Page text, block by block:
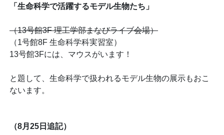
「生命科学で活躍するモデル生物たち」
（13号館3F 理工学部まなびライブ会場）
（1号館8F 生命科学科実習室）
13号館3Fには、マウスがいます！
と題して、生命科学で扱われるモデル生物の展示もおこ
ないます。
（8月25日追記）